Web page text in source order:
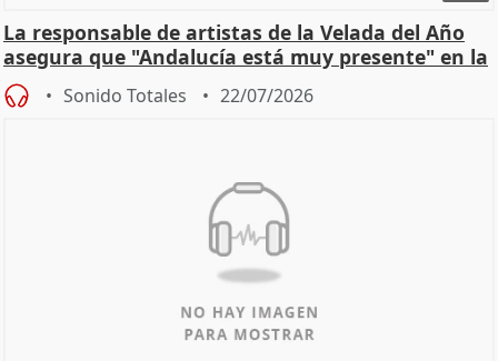
La responsable de artistas de la Velada del Año
asegura que "Andalucía está muy presente" en la
cita
Sonido Totales 22/07/2026